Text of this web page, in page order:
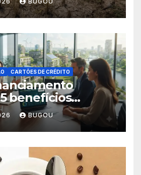
CARTÕES DE CRÉDITO
benefícios
BUGOU